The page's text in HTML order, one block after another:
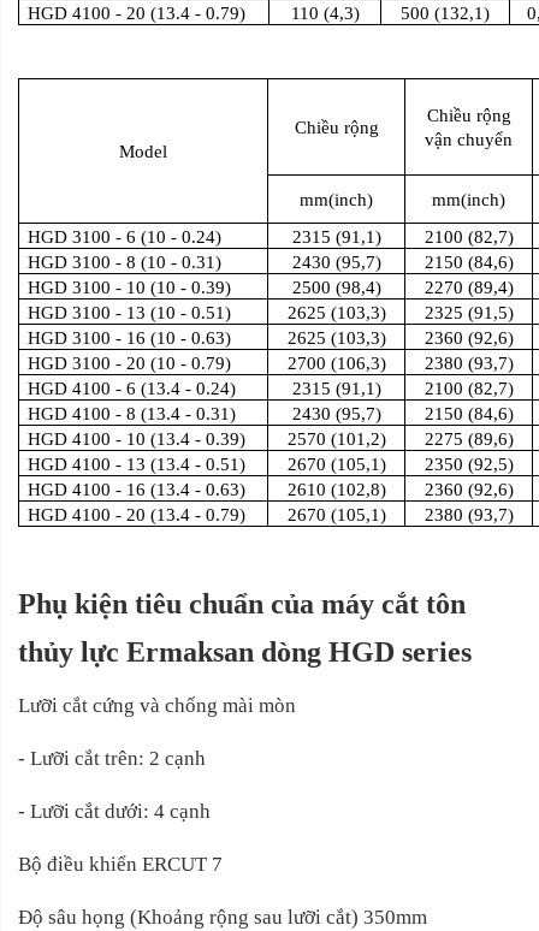
HGD 4100 - 20 (13.4 - 0.79)
110 (4,3) 500 (132,1)
Model
Chiều rộng
Chiều rộng
vận chuyển
mm(inch)
mm(inch)
HGD 3100 - 6 (10 - 0.24)
2315 (91,1)
2100 (82,7)
HGD 3100 - 8 (10 - 0.31)
2430 (95,7)
2150 (84,6)
HGD 3100 - 10 (10 - 0.39)
2500 (98,4)
2270 (89,4)
HGD 3100 - 13 (10 - 0.51)
2625 (103,3)
2325 (91,5)
HGD 3100 - 16 (10 - 0.63)
2625 (103,3)
2360 (92,6)
HGD 3100 - 20 (10 - 0.79)
2700 (106,3)
2380 (93,7)
HGD 4100 - 6 (13.4 - 0.24)
2315 (91,1)
2100 (82,7)
HGD 4100 - 8 (13.4 - 0.31)
2430 (95,7)
2150 (84,6)
HGD 4100 - 10 (13.4 - 0.39)
2570 (101,2)
2275 (89,6)
HGD 4100 - 13 (13.4 - 0.51)
2670 (105,1)
2350 (92,5)
HGD 4100 - 16 (13.4 - 0.63)
2610 (102,8)
2360 (92,6)
HGD 4100 - 20 (13.4 - 0.79)
2670 (105,1) 2380 (93,7)
Phụ kiện tiêu chuẩn của máy cắt tôn
thủy lực Ermaksan dòng HGD series
Lưỡi cắt cứng và chống mài mòn
- Lưỡi cắt trên: 2 cạnh
- Lưỡi cắt dưới: 4 cạnh
Bộ điều khiển ERCUT 7
Độ sâu họng (Khoảng rộng sau lưỡi cắt) 350mm